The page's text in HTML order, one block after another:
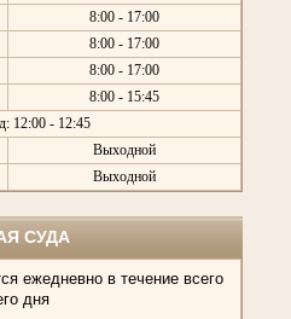
8:00 - 17:00
8:00 - 17:00
8:00 - 17:00
8:00 - 15:45
12:00 - 12:45
Выходной
Выходной
СУДА
ежедневно в течение всего
дня